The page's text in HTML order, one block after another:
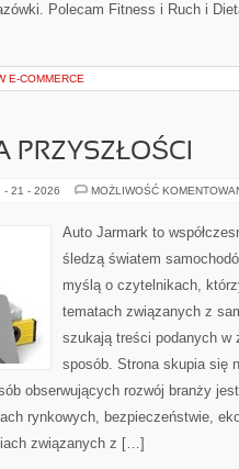
Polecam Fitness i Ruch i
E-COMMERCE
PRZYSZŁOŚCI
- 21 - 2026 MOŻLIWOŚĆ
Auto Jarmark to
śledzą światem
myślą o czytelnikach,
tematach związanych z
szukają treści podanych w
sposób. Strona skupia się
obserwujących rozwój branży
rynkowych, bezpieczeństwie,
związanych z […]